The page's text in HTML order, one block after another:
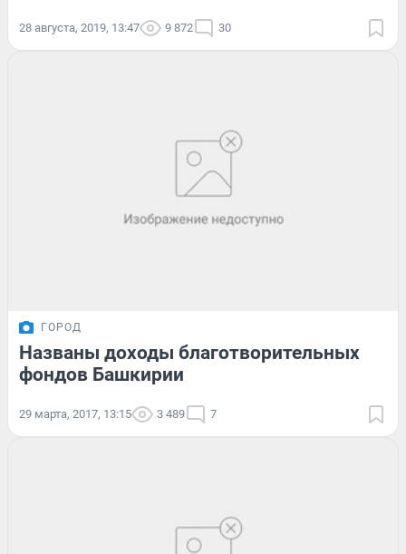
28 августа, 2019, 13:47 9 872 30
ГОРОД
Названы доходы благотворительных
фондов Башкирии
29 марта, 2017, 13:15 3 489 7